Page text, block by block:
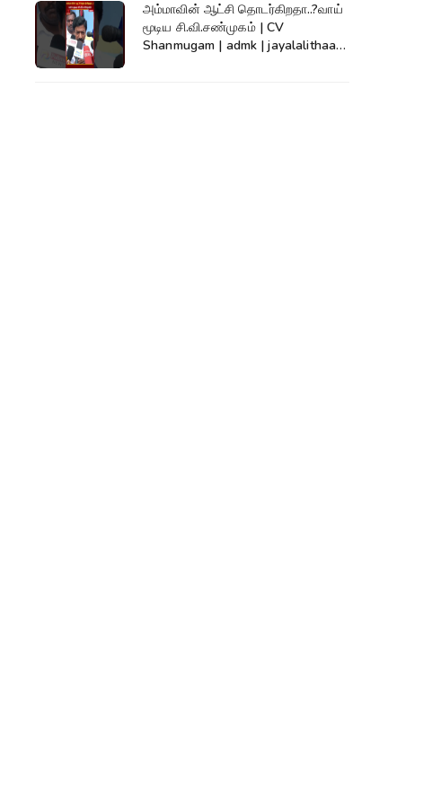
அம்மாவின் ஆட்சி தொடர்கிறதா..?வாய்
மூடிய சி.வி.சண்முகம் | CV
Shanmugam | admk | jayalalithaa |